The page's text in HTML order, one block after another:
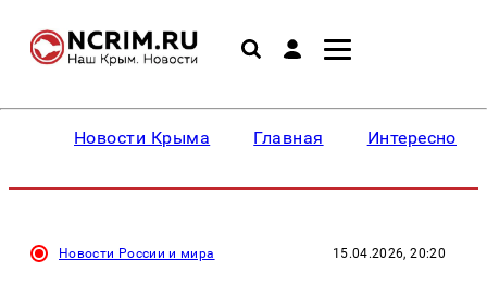
Новости Крыма Главная Интересное
Новости России и мира 15.04.2026, 20:20